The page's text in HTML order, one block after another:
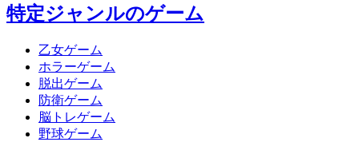
特定ジャンルのゲーム
乙女ゲーム
ホラーゲーム
脱出ゲーム
防衛ゲーム
脳トレゲーム
野球ゲーム